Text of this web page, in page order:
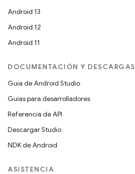
Android 13
Android 12
Android 11
DOCUMENTACIÓN Y DESCARGAS
Guía de Android Studio
Guías para desarrolladores
Referencia de API
Descargar Studio
NDK de Android
ASISTENCIA